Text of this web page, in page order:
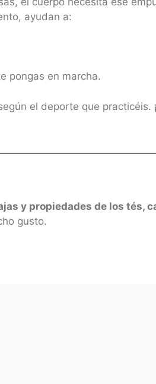
ayudan a:
pongas en marcha.
el deporte que practicéis.
y propiedades de los tés,
gusto.